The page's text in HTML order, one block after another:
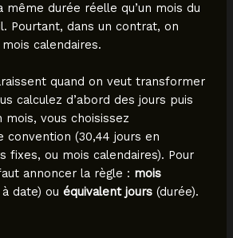
même durée réelle qu’un mois du
Pourtant, dans un contrat, on
calendaires.
quand on veut transformer
calculez d’abord des jours puis
mois, vous choisissez
convention (30,44 jours en
fixes, ou mois calendaires). Pour
annoncer la règle : mois
date) ou équivalent jours(durée).